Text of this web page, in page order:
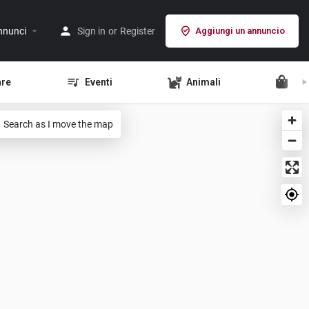
Sign in or Register Aggiungi un annuncio
Eventi Animali
Search as I move the map